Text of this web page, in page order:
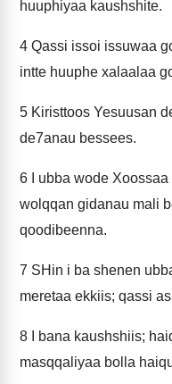
huuphiyaa kaushshite.
4 Qassi issoi issuwaa
intte huuphe xalaalaa
5 Kiristtoos Yesuusan
de7anau bessees.
6 I ubba wode
wolqqan gidanau mali
qoodibeenna.
7 SHin i ba shenen
meretaa ekkiis; qassi
8 I bana kaushshiis;
masqqaliyaa bolla